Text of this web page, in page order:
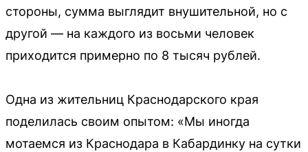
стороны, сумма выглядит внушительной, но с
другой — на каждого из восьми человек
приходится примерно по 8 тысяч рублей.
Одна из жительниц Краснодарского края
поделилась своим опытом: «Мы иногда
мотаемся из Краснодара в Кабардинку на сутки